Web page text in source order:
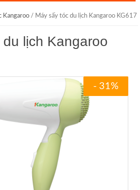
Kangaroo/ Máy sấy tóc du lịch Kangaroo KG617
lịch Kangaroo
- 31%